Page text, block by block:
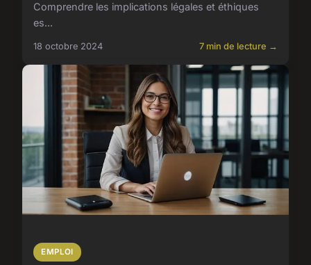
Comprendre les implications légales et éthiques
es...
18 octobre 2024 7 min de lecture →
EMPLOI